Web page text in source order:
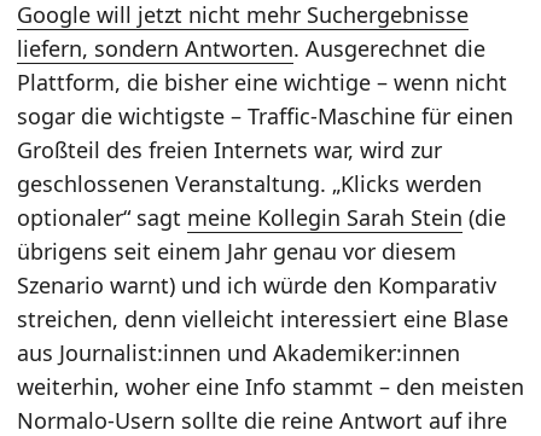
Google will jetzt nicht mehr Suchergebnisse
liefern, sondern Antworten. Ausgerechnet die
Plattform, die bisher eine wichtige – wenn nicht
sogar die wichtigste – Traffic-Maschine für einen
Großteil des freien Internets war, wird zur
geschlossenen Veranstaltung. „Klicks werden
optionaler“ sagt meine Kollegin Sarah Stein (die
übrigens seit einem Jahr genau vor diesem
Szenario warnt) und ich würde den Komparativ
streichen, denn vielleicht interessiert eine Blase
aus Journalist:innen und Akademiker:innen
weiterhin, woher eine Info stammt – den meisten
Normalo-Usern sollte die reine Antwort auf ihre